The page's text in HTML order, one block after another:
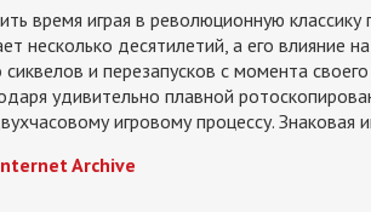
время играя в революционную классику
несколько десятилетий, а его влияние
и перезапусков с момента
удивительно плавной
игровому процессу. Знаковая
Archive